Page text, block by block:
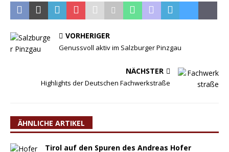
VORHERIGER
Genussvoll aktiv im Salzburger Pinzgau
NÄCHSTER
Highlights der Deutschen Fachwerkstraße
ÄHNLICHE ARTIKEL
Tirol auf den Spuren des Andreas Hofer